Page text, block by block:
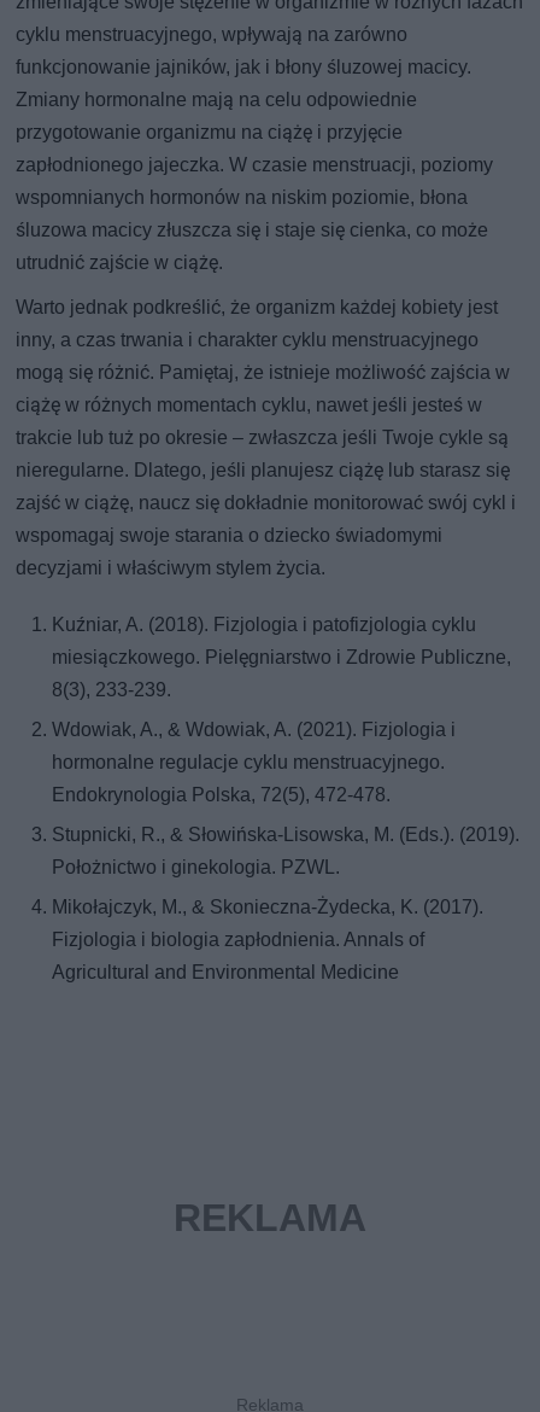
cyklu menstruacyjnego, wpływają na zarówno
funkcjonowanie jajników, jak i błony śluzowej macicy.
Zmiany hormonalne mają na celu odpowiednie
przygotowanie organizmu na ciążę i przyjęcie
zapłodnionego jajeczka. W czasie menstruacji, poziomy
wspomnianych hormonów na niskim poziomie, błona
śluzowa macicy złuszcza się i staje się cienka, co może
utrudnić zajście w ciążę.
Warto jednak podkreślić, że organizm każdej kobiety jest
inny, a czas trwania i charakter cyklu menstruacyjnego
mogą się różnić. Pamiętaj, że istnieje możliwość zajścia w
ciążę w różnych momentach cyklu, nawet jeśli jesteś w
trakcie lub tuż po okresie – zwłaszcza jeśli Twoje cykle są
nieregularne. Dlatego, jeśli planujesz ciążę lub starasz się
zajść w ciążę, naucz się dokładnie monitorować swój cykl i
wspomagaj swoje starania o dziecko świadomymi
decyzjami i właściwym stylem życia.
Kuźniar, A. (2018). Fizjologia i patofizjologia cyklu
miesiączkowego. Pielęgniarstwo i Zdrowie Publiczne,
8(3), 233-239.
Wdowiak, A., & Wdowiak, A. (2021). Fizjologia i
hormonalne regulacje cyklu menstruacyjnego.
Endokrynologia Polska, 72(5), 472-478.
Stupnicki, R., & Słowińska-Lisowska, M. (Eds.). (2019).
Położnictwo i ginekologia. PZWL.
Mikołajczyk, M., & Skonieczna-Żydecka, K. (2017).
Fizjologia i biologia zapłodnienia. Annals of
Agricultural and Environmental Medicine